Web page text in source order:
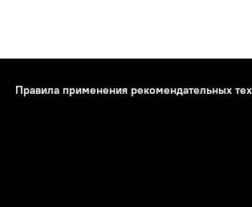
Правила применения рекомендательных